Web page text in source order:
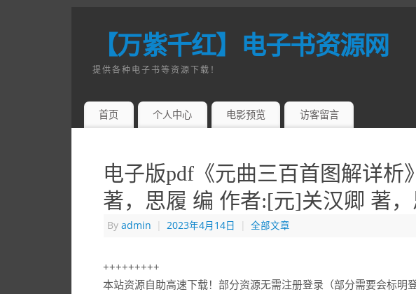
【万紫千红】电子书资源网
提供各种电子书等资源下载！
首页 个人中心 电影预览 访客留言
电子版pdf《元曲三百首图解详析
著，思履 编 作者:[元]关汉卿 著
By admin | 2023年4月14日 | 全部文章
+++++++++
本站资源自助高速下载！部分资源无需注册登录（部分需要会标明